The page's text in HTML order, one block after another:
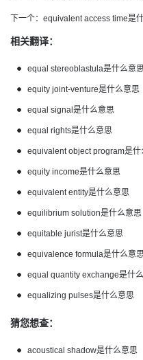
下一个： equivalent access time是
相关翻译：
equal stereoblastula是什么意
equity joint-venture是什么意思
equal signal是什么意思
equal rights是什么意思
equivalent object program是什
equity income是什么意思
equivalent entity是什么意思
equilibrium solution是什么意思
equitable jurist是什么意思
equivalence formula是什么意
equal quantity exchange是什
equalizing pulses是什么意思
猜您想查：
acoustical shadow是什么意思